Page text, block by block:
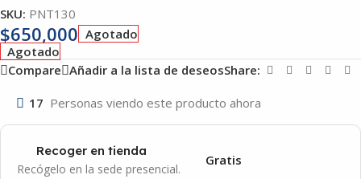
SKU: PNT130
$650,000 Agotado
Agotado
Compare Añadir a la lista de deseosShare:
17 Personas viendo este producto ahora
Recoger en tienda
Recógelo en la sede presencial.
Gratis